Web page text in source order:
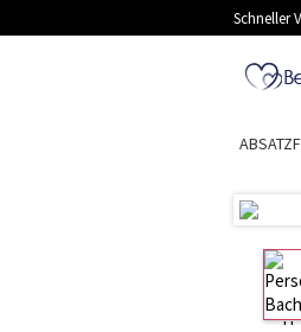
Schneller